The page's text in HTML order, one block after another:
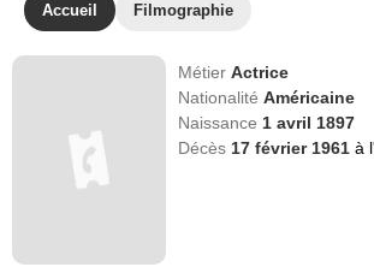
Accueil Filmographie
MétierActrice
NationalitéAméricaine
Naissance 1 avril 1897
Décès 17 février 1961à